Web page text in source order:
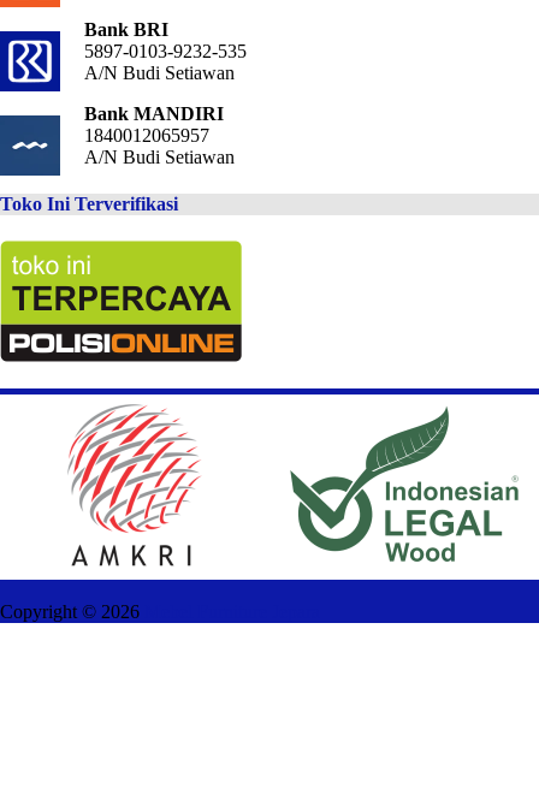
Bank BRI
5897-0103-9232-535
A/N Budi Setiawan
Bank MANDIRI
1840012065957
A/N Budi Setiawan
Toko Ini Terverifikasi
Copyright © 2026